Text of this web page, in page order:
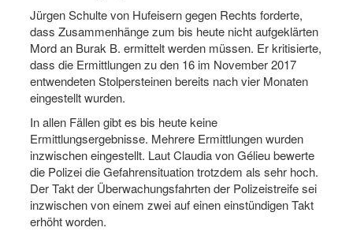
Jürgen Schulte von Hufeisern gegen Rechts forderte,
dass Zusammenhänge zum bis heute nicht aufgeklärten
Mord an Burak B. ermittelt werden müssen. Er kritisierte,
dass die Ermittlungen zu den 16 im November 2017
entwendeten Stolpersteinen bereits nach vier Monaten
eingestellt wurden.
In allen Fällen gibt es bis heute keine
Ermittlungsergebnisse. Mehrere Ermittlungen wurden
inzwischen eingestellt. Laut Claudia von Gélieu bewerte
die Polizei die Gefahrensituation trotzdem als sehr hoch.
Der Takt der Überwachungsfahrten der Polizeistreife sei
inzwischen von einem zwei auf einen einstündigen Takt
erhöht worden.